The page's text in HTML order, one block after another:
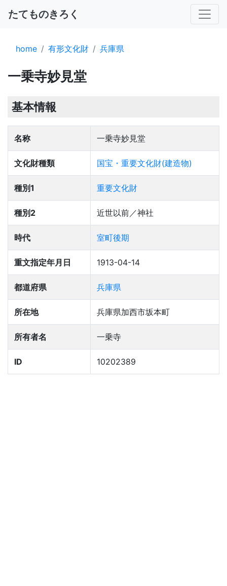
たてものきろく
home 有形文化財 兵庫県
一乗寺妙見堂
基本情報
名称 一乗寺妙見堂
文化財種類 国宝・重要文化財(建造物)
種別1 重要文化財
種別2 近世以前／神社
時代 室町後期
重文指定年月日 1913-04-14
都道府県 兵庫県
所在地 兵庫県加西市坂本町
所有者名 一乗寺
ID 10202389